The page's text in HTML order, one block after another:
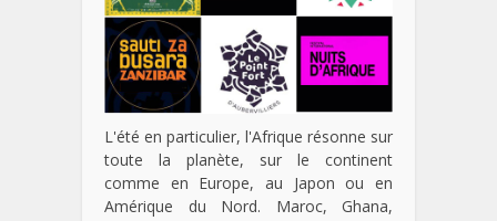
L'été en particulier, l'Afrique résonne sur
toute la planète, sur le continent
comme en Europe, au Japon ou en
Amérique du Nord. Maroc, Ghana,